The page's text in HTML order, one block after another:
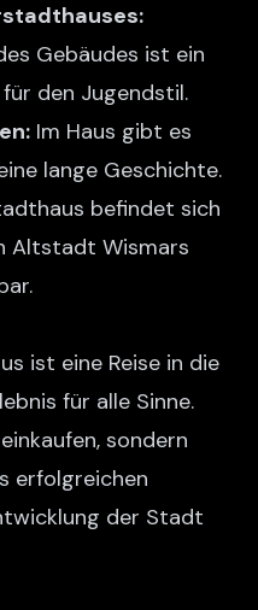
Gebäudes ist ein
den Jugendstil.
Im Haus gibt es
lange Geschichte.
befindet sich
Altstadt Wismars
ist eine Reise in die
für alle Sinne.
sondern
erfolgreichen
der Stadt